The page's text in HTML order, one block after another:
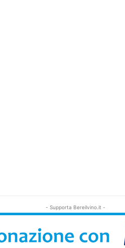
- Supporta Bereilvino.it -